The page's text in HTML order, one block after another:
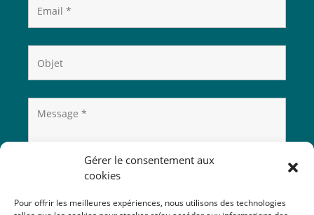
Gérer le consentement aux
cookies
Pour offrir les meilleures expériences, nous utilisons des technologies